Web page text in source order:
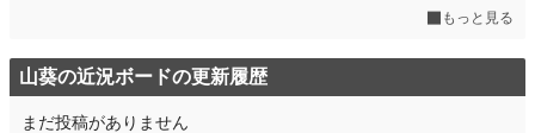
もっと見る
山葵の近況ボードの更新履歴
まだ投稿がありません